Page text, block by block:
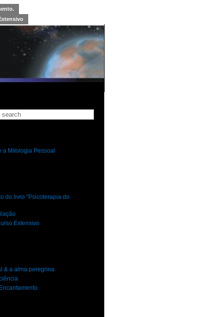
a Mitologia Pessoal
do livro “Psicoterapia do
Extensivo
& a alma peregrina